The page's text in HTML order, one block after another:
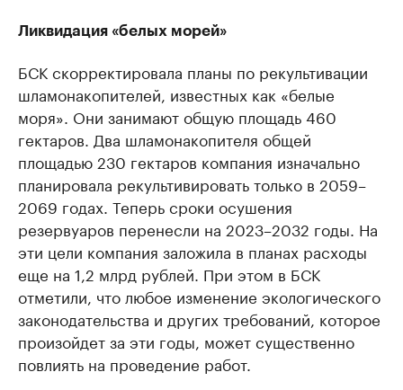
Ликвидация «белых морей»
БСК скорректировала планы по рекультивации
шламонакопителей, известных как «белые
моря». Они занимают общую площадь 460
гектаров. Два шламонакопителя общей
площадью 230 гектаров компания изначально
планировала рекультивировать только в 2059–
2069 годах. Теперь сроки осушения
резервуаров перенесли на 2023–2032 годы. На
эти цели компания заложила в планах расходы
еще на 1,2 млрд рублей. При этом в БСК
отметили, что любое изменение экологического
законодательства и других требований, которое
произойдет за эти годы, может существенно
повлиять на проведение работ.